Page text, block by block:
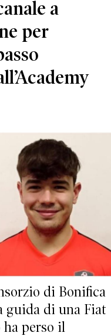
a
per
di Bonifica
guida di una Fiat
ha perso il